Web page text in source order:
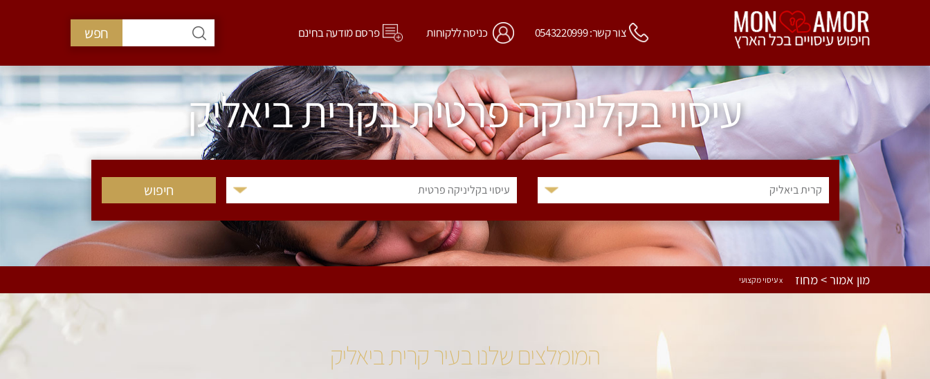
צור קשר: 0543220999 כניסה ללקוחות פרסם מודעה בחינם חפש
עיסוי בקליניקה פרטית בקרית ביאליק
קרית ביאליק עיסוי בקליניקה פרטית
מון אמור > מחוז x עיסוי מקצועי
המומלצים שלנו בעיר קרית ביאליק